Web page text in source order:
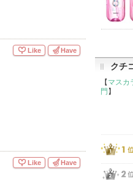
Like Have
Like Have
クチ
【マスカ
門】